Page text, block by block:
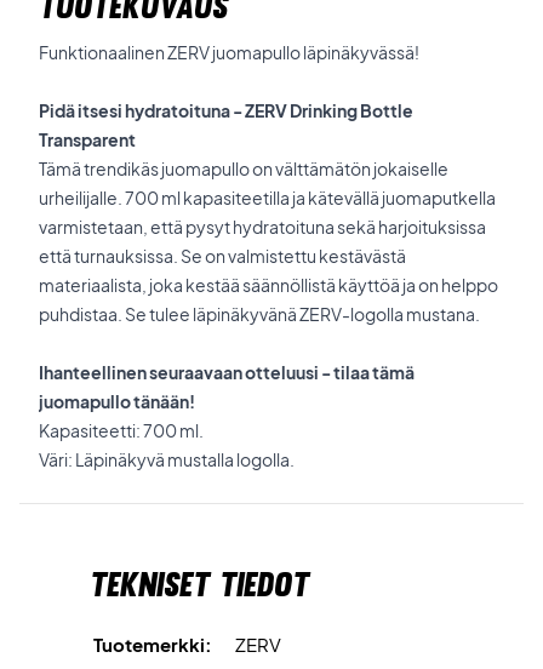
Funktionaalinen ZERV juomapullo läpinäkyvässä!
Pidä itsesi hydratoituna - ZERV Drinking Bottle
Transparent
Tämä trendikäs juomapullo on välttämätön jokaiselle
urheilijalle. 700 ml kapasiteetilla ja kätevällä juomaputkella
varmistetaan, että pysyt hydratoituna sekä harjoituksissa
että turnauksissa. Se on valmistettu kestävästä
materiaalista, joka kestää säännöllistä käyttöä ja on helppo
puhdistaa. Se tulee läpinäkyvänä ZERV-logolla mustana.
Ihanteellinen seuraavaan otteluusi - tilaa tämä
juomapullo tänään!
Kapasiteetti: 700 ml.
Väri: Läpinäkyvä mustalla logolla.
Tekniset tiedot
Tuotemerkki:
ZERV